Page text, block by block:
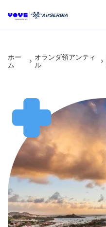
ホー
ム
オランダ領アンティ
ル